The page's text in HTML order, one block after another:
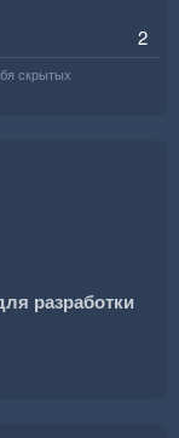
2
скрытых
разработки